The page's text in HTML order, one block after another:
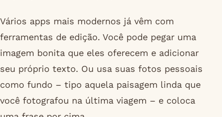
Vários apps mais modernos já vêm com
ferramentas de edição. Você pode pegar uma
imagem bonita que eles oferecem e adicionar
seu próprio texto. Ou usa suas fotos pessoais
como fundo – tipo aquela paisagem linda que
você fotografou na última viagem – e coloca